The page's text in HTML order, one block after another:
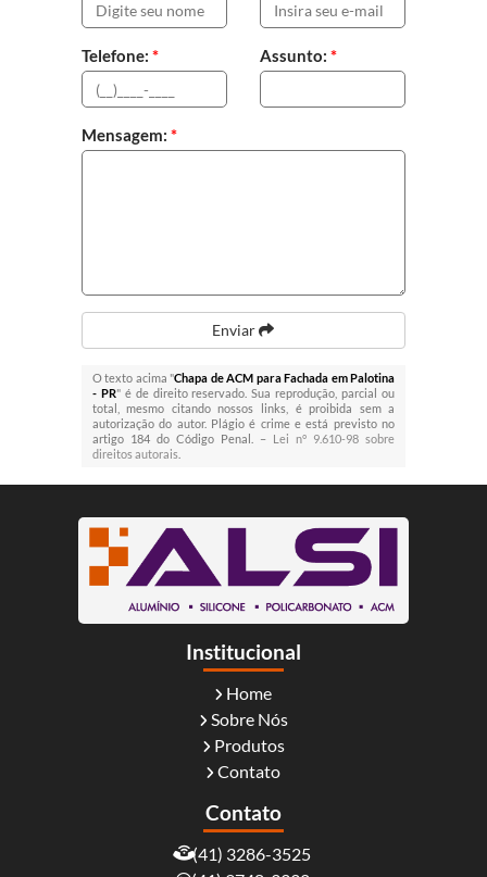
Telefone: * Assunto: *
Mensagem: *
Enviar
O texto acima "Chapa de ACM para Fachada em Palotina
- PR" é de direito reservado. Sua reprodução, parcial ou
total, mesmo citando nossos links, é proibida sem a
autorização do autor. Plágio é crime e está previsto no
artigo 184 do Código Penal. – Lei n° 9.610-98 sobre
direitos autorais.
Institucional
Home
Sobre Nós
Produtos
Contato
Contato
(41) 3286-3525